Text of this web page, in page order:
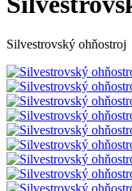
Silvestrovský ohňostroj